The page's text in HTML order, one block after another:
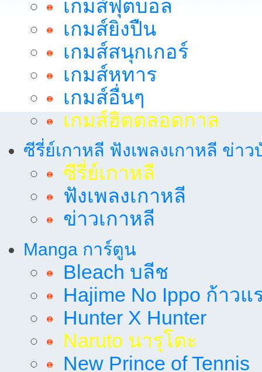
เกมส์ฟุตบอล
เกมส์ยิงปืน
เกมส์สนุกเกอร์
เกมส์หทาร
เกมส์อื่นๆ
เกมส์ฮิตตลอดกาล
ซีรี่ย์เกาหลี ฟังเพลงเกาหลี ข่าว
ซีรี่ย์เกาหลี
ฟังเพลงเกาหลี
ข่าวเกาหลี
Manga การ์ตูน
Bleach บลีช
Hajime No Ippo ก้าวแ
Hunter X Hunter
Naruto นารุโตะ
New Prince of Tennis